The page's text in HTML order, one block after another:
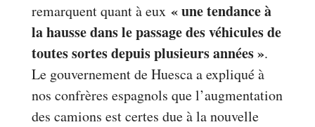
remarquent quant à eux« une tendance à
la hausse dans le passage des véhicules de
toutes sortes depuis plusieurs années ».
Le gouvernement de Huesca a expliqué à
nos confrères espagnols que l’augmentation
des camions est certes due à la nouvelle